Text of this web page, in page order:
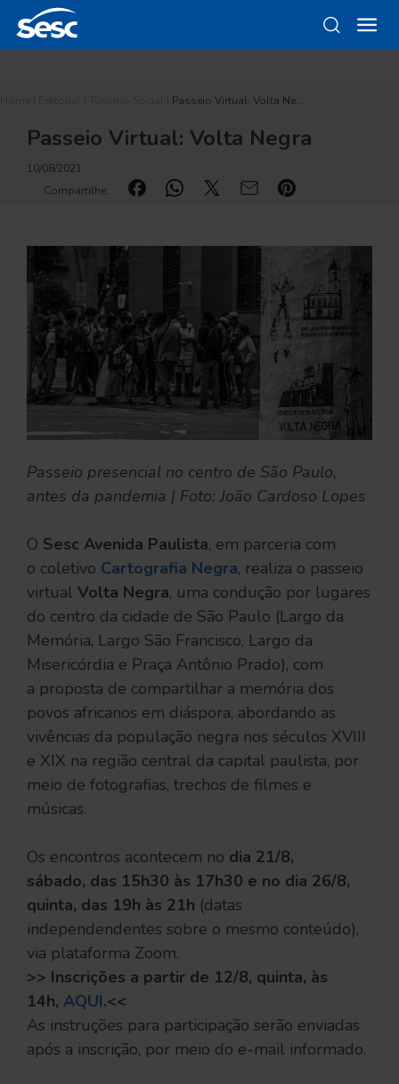
Passeio Virtual: Volta Ne…
Passeio Virtual: Volta Negra
10/08/2021
Compartilhe:
Passeio presencial no centro de São Paulo,
antes da pandemia | Foto: João Cardoso Lopes
O Sesc Avenida Paulista, em parceria com
o coletivo Cartografia Negra, realiza o passeio
virtual Volta Negra, uma condução por lugares
do centro da cidade de São Paulo (Largo da
Memória, Largo São Francisco, Largo da
Misericórdia e Praça Antônio Prado), com
a proposta de compartilhar a memória dos
povos africanos em diáspora, abordando as
vivências da população negra nos séculos XVIII
e XIX na região central da capital paulista, por
meio de fotografias, trechos de filmes e
músicas.
Os encontros acontecem no dia 21/8,
sábado, das 15h30 às 17h30 e no dia 26/8,
quinta, das 19h às 21h (datas
independendentes sobre o mesmo conteúdo),
via plataforma Zoom.
>> Inscrições a partir de 12/8, quinta, às
14h, AQUI.<<
As instruções para participação serão enviadas
após a inscrição, por meio do e-mail informado.